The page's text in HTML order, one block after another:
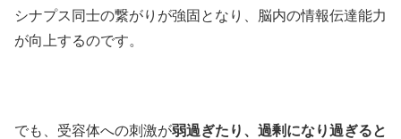
シナプス同士の繋がりが強固となり、脳内の情報伝達能力
が向上するのです。
でも、受容体への刺激が弱過ぎたり、過剰になり過ぎると